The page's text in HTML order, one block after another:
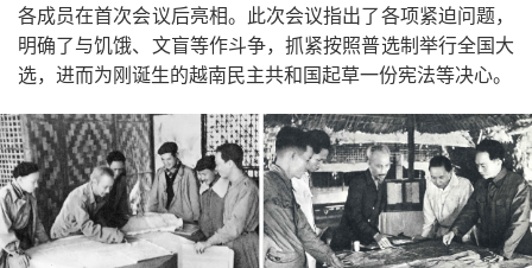
各成员在首次会议后亮相。此次会议指出了各项紧迫问题，
明确了与饥饿、文盲等作斗争，抓紧按照普选制举行全国大
选，进而为刚诞生的越南民主共和国起草一份宪法等决心。